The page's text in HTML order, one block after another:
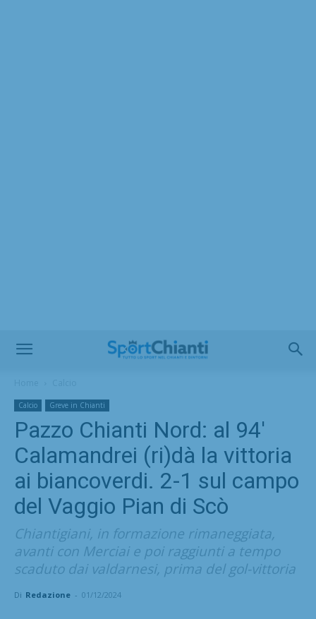
Calcio Greve in Chianti
Pazzo Chianti Nord: al 94′
Calamandrei (ri)dà la vittoria
ai biancoverdi. 2-1 sul campo
del Vaggio Pian di Scò
Chiantigiani, in formazione rimaneggiata,
avanti con Merciai e poi raggiunti a tempo
scaduto dai valdarnesi, prima del gol-vittoria
Di Redazione - 01/12/2024